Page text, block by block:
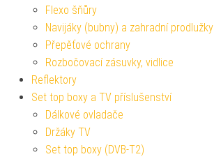
Flexo šňůry
Navijáky (bubny) a zahradní prodlužky
Přepěťové ochrany
Rozbočovací zásuvky, vidlice
Reflektory
Set top boxy a TV příslušenství
Dálkové ovladače
Držáky TV
Set top boxy (DVB-T2)